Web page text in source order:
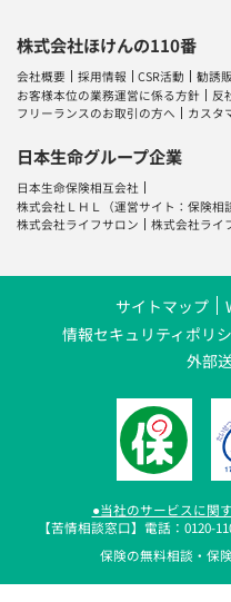
株式会社ほけんの110番
会社概要 採用情報 CSR活動
勧誘
お客様本位の業務運営に係る方針
反
フリーランスのお取引の方へ
カスタ
日本生命グループ企業
日本生命保険相互会社
株式会社ＬＨＬ
（運営サイト：保険相
株式会社ライフサロン
株式会社ライ
サイトマップ
情報セキュリティポリ
外部
●当社のサービスに関
【苦情相談窓口】電話：0120-
保険の無料相談・保